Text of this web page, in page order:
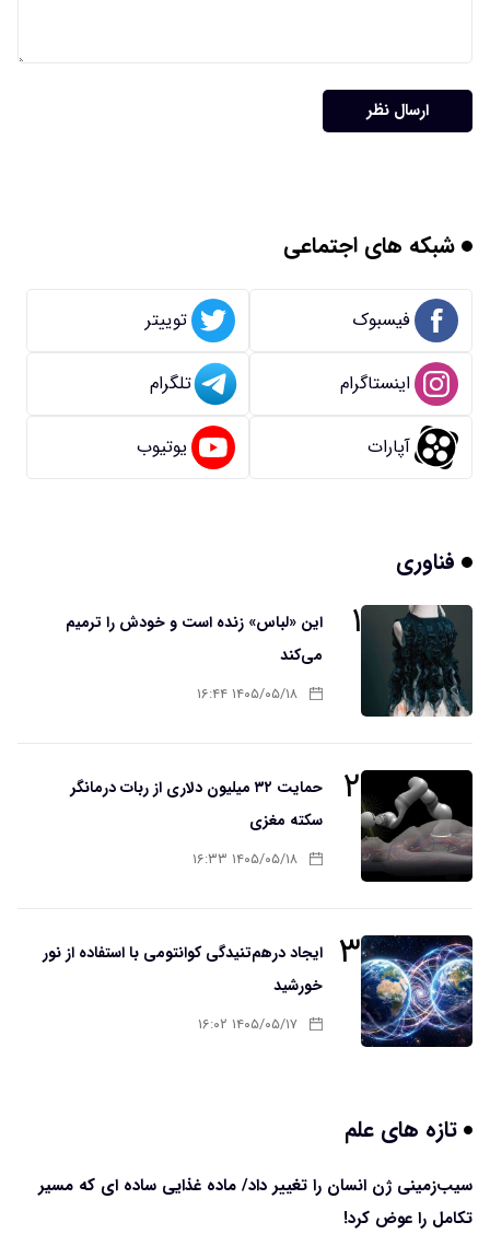
ارسال نظر
شبکه های اجتماعی
فیسبوک توییتر
اینستاگرام تلگرام
آپارات یوتیوب
فناوری
۱
این «لباس» زنده است و خودش را ترمیم
می‌کند
۱۴۰۵/۰۵/۱۸ ۱۶:۴۴
۲
حمایت ۳۲ میلیون دلاری از ربات درمانگر
سکته مغزی
۱۴۰۵/۰۵/۱۸ ۱۶:۳۳
۳
ایجاد درهم‌تنیدگی کوانتومی با استفاده از نور
خورشید
۱۴۰۵/۰۵/۱۷ ۱۶:۰۲
تازه های علم
سیب‌زمینی ژن انسان را تغییر داد/ ماده غذایی ساده ای که مسیر
تکامل را عوض کرد!